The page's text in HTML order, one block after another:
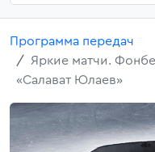
Программа передач
Яркие матчи.
«Салават Юлаев»